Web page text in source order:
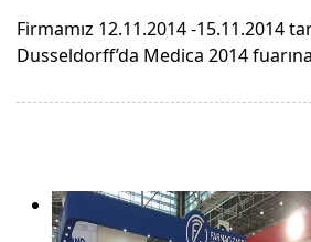
Firmamız 12.11.2014 -15.11.2014
Dusseldorff’da Medica 2014 fuarına